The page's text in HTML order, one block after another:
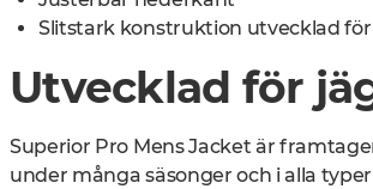
Slitstark konstruktion utvecklad
Utvecklad för
Superior Pro Mens Jacket är
under många säsonger och i alla